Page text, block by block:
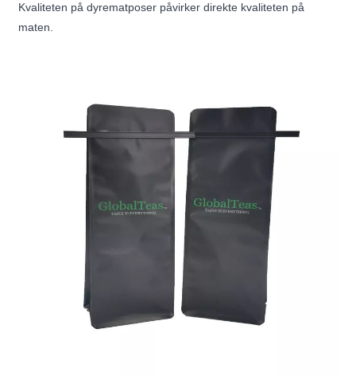
Kvaliteten på dyrematposer påvirker direkte kvaliteten på
maten.